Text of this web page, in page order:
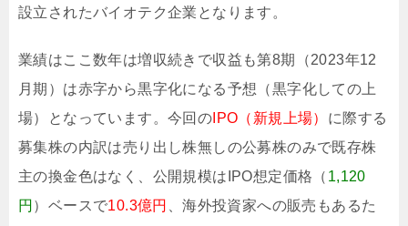
設立されたバイオテク企業となります。
業績はここ数年は増収続きで収益も第8期（2023年12
月期）は赤字から黒字化になる予想（黒字化しての上
場）となっています。今回の IPO（新規上場） に際する
募集株の内訳は売り出し株無しの公募株のみで既存株
主の換金色はなく、公開規模はIPO想定価格（ 1,120
円 ）ベースで10.3億円 、海外投資家への販売もあるた